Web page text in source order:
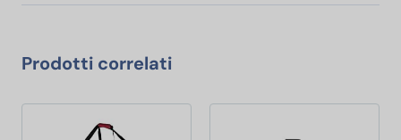
Prodotti correlati